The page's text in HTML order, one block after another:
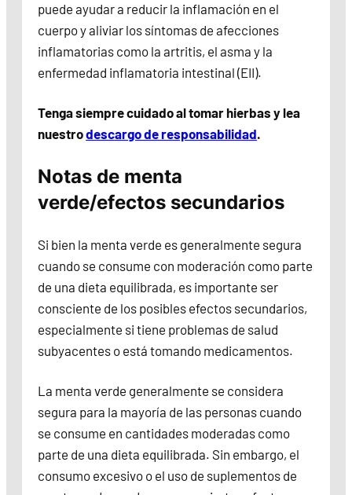
puede ayudar a reducir la inflamación en el
cuerpo y aliviar los síntomas de afecciones
inflamatorias como la artritis, el asma y la
enfermedad inflamatoria intestinal (EII).
Tenga siempre cuidado al tomar hierbas y lea
nuestrodescargo de responsabilidad.
Notas de menta
verde/efectos secundarios
Si bien la menta verde es generalmente segura
cuando se consume con moderación como parte
de una dieta equilibrada, es importante ser
consciente de los posibles efectos secundarios,
especialmente si tiene problemas de salud
subyacentes o está tomando medicamentos.
La menta verde generalmente se considera
segura para la mayoría de las personas cuando
se consume en cantidades moderadas como
parte de una dieta equilibrada. Sin embargo, el
consumo excesivo o el uso de suplementos de